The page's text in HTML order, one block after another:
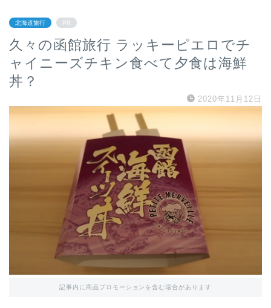
北海道旅行 PR
久々の函館旅行 ラッキーピエロでチ
ャイニーズチキン食べて夕食は海鮮
丼？
2020年11月12日
記事内に商品プロモーションを含む場合があります